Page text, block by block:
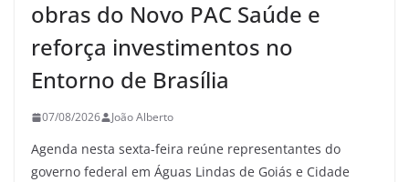
obras do Novo PAC Saúde e
reforça investimentos no
Entorno de Brasília
07/08/2026 João Alberto
Agenda nesta sexta-feira reúne representantes do
governo federal em Águas Lindas de Goiás e Cidade